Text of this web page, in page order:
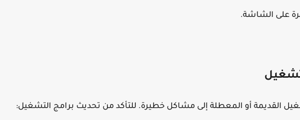
على الشاشة.
القديمة أو المعطلة إلى مشاكل خطيرة. للتأكد من تحديث برامج التشغيل: